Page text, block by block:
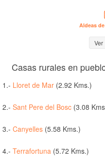
Aldeas
Ver
Casas rurales en
1.- Lloret de Mar (2.92 Kms.)
2.- Sant Pere del Bosc (3.08
3.- Canyelles (5.58 Kms.)
4.- Terrafortuna (5.72 Kms.)